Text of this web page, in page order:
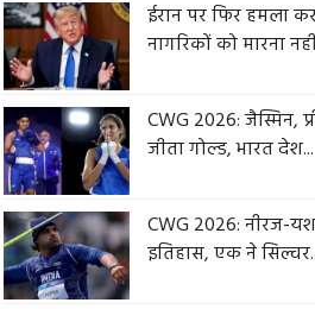
ईरान पर फिर हमला
नागरिकों को मारना
CWG 2026: जैस्मिन,
जीता गोल्ड, भारत देश...
CWG 2026: नीरज-
इतिहास, एक ने